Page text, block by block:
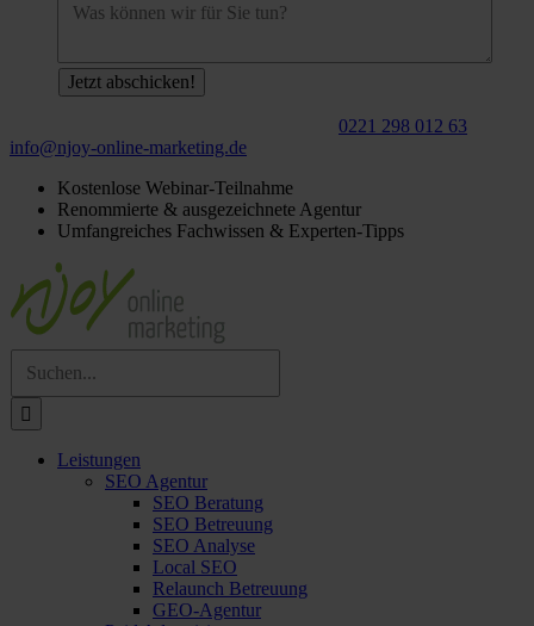
0221 298 012 63
info@njoy‑online‑marketing.de
Kostenlose Webinar-Teilnahme
Renommierte & ausgezeichnete Agentur
Umfangreiches Fachwissen & Experten-Tipps
nach:
Leistungen
SEO Agentur
SEO Beratung
SEO Betreuung
SEO Analyse
Local SEO
Relaunch Betreuung
GEO-Agentur